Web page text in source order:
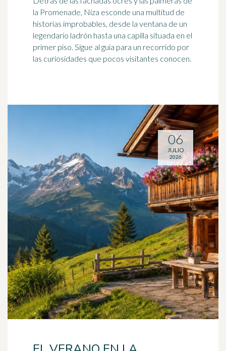
la Promenade, Niza esconde una multitud de
historias improbables, desde la ventana de un
legendario ladrón hasta una capilla situada en el
primer piso. Sigue al guía para un recorrido por
las curiosidades que pocos visitantes conocen.
06
JULIO
2026